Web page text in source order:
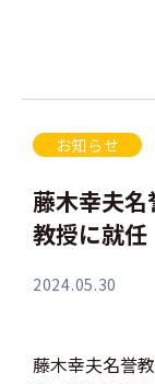
お知らせ
藤木幸夫
教授に就任
2024.05.30
藤木幸夫名誉